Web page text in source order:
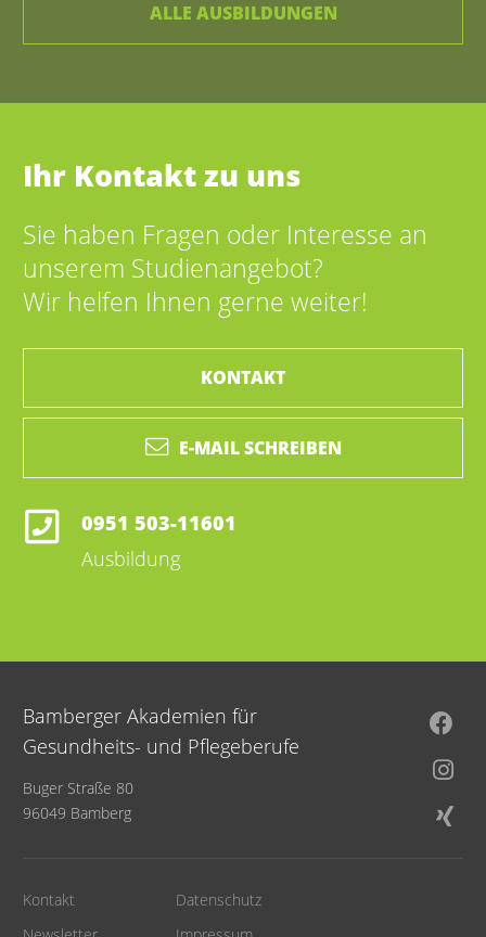
ALLE AUSBILDUNGEN
Ihr Kontakt zu uns
Sie haben Fragen oder Interesse an
unserem Studienangebot?
Wir helfen Ihnen gerne weiter!
KONTAKT
E-MAIL SCHREIBEN
0951 503-11601
Ausbildung
Bamberger Akademien für
Gesundheits- und Pflegeberufe
Buger Straße 80
96049 Bamberg
Kontakt
Datenschutz